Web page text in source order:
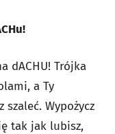
dACHU! Trójka
a Ty
Wypożycz
tak jak lubisz,